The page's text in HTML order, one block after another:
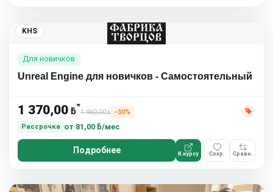
KHS
Для новичков
Unreal Engine для новичков - Самостоятельный
1 370,00 ƃ*
1 960,00ƃ
−30%
Рассрочка
от 81,00 ƃ/мес
Подробнее К курсу Сохр. Сравн.